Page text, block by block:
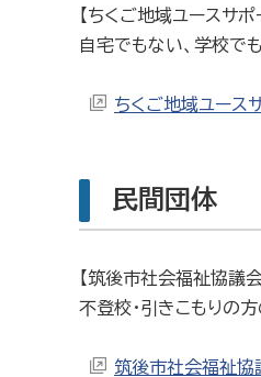
【ちくご地域ユースサ
自宅でもない、学校で
ちくご地域ユース
民間団体
【筑後市社会福祉協議会
不登校・引きこもりの
筑後市社会福祉協